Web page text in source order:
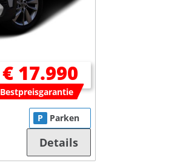
€ 17.990
Bestpreisgarantie
P Parken
Details